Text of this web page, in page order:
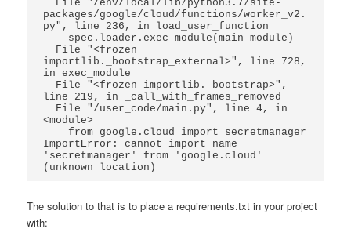
packages/google/cloud/functions/worker_v2.
py", line 236, in load_user_function
importlib._bootstrap_external>", line 728,
in exec_module
line 219, in _call_with_frames_removed
<module>
ImportError: cannot import name
'secretmanager' from 'google.cloud'
(unknown location)
The solution to that is to place a requirements.txt in your project
with: